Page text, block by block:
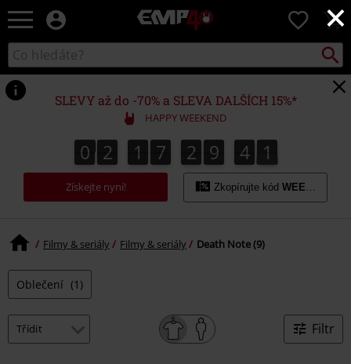
×
EMP
Hudba,
filmy
&
seriály,
Merch
pro
hráče,
Alternativní
móda
0
Katalog
vyhledávání
SLEVY až do -70% a SLEVA DALŠÍCH 15%*
HAPPY WEEKEND
0
0 2
2 1
1 7
7 2
2 9
9 4
4 1
2
1
Získejte nyní! Zkopírujte kód WEEKEND
Filmy & seriály Filmy & seriály Death Note (9)
Oblečení (1)
Filtr